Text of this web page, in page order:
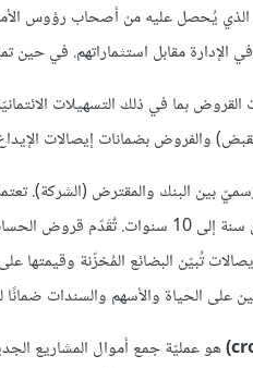
الذي يُحصل عليه من أصحاب رؤوس
مقابل استثماراتهم. في حين تمثّل
بما في ذلك التسهيلات
والفروض بضمانات إيصالات
يومًا. تُستَحَّق القروض الفصليّة خلال
تُبيّن البضائع المُخزّنة
على الحياة والأسهم والسندات
هو عمليّة جمع أموال المشاريع